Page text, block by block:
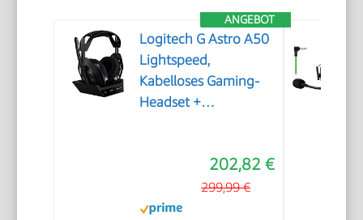
ANGEBOT
Logitech G Astro A50
Lightspeed,
Kabelloses Gaming-
Headset +
202,82 €
299,99 €